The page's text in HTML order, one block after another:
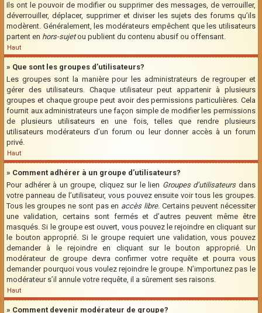
Ils ont le pouvoir de modifier ou supprimer des messages, de verrouiller,
déverrouiller, déplacer, supprimer et diviser les sujets des forums qu’ils
modèrent. Généralement, les modérateurs empêchent que les utilisateurs
partent en hors-sujetou publient du contenu abusif ou offensant.
Haut
» Que sont les groupes d’utilisateurs?
Les groupes sont la manière pour les administrateurs de regrouper et
gérer des utilisateurs. Chaque utilisateur peut appartenir à plusieurs
groupes et chaque groupe peut avoir des permissions particulières. Cela
fournit aux administrateurs une façon simple de modifier les permissions
de plusieurs utilisateurs en une fois, telles que rendre plusieurs
utilisateurs modérateurs d’un forum ou leur donner accès à un forum
privé.
Haut
» Comment adhérer à un groupe d’utilisateurs?
Pour adhérer à un groupe, cliquez sur le lien Groupes d’utilisateursdans
votre panneau de l’utilisateur, vous pouvez ensuite voir tous les groupes.
Tous les groupes ne sont pas en accès libre. Certains peuvent nécessiter
une validation, certains sont fermés et d’autres peuvent même être
masqués. Si le groupe est ouvert, vous pouvez le rejoindre en cliquant sur
le bouton approprié. Si le groupe requiert une validation, vous pouvez
demander à le rejoindre en cliquant sur le bouton approprié. Un
modérateur de groupe devra confirmer votre requête et pourra vous
demander pourquoi vous voulez rejoindre le groupe. N’importunez pas le
modérateur s’il annule votre requête, il a sûrement ses raisons.
Haut
» Comment devenir modérateur de groupe?